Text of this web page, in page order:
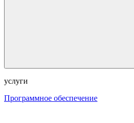
услуги
Программное обеспечение